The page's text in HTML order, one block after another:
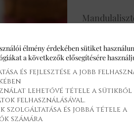
a méztől
A mai nap
Amennyiben
aznap, vagy
telefonszámon
A vevő adatok
írd be a pontos
termék
élmény érdekében sütiket
a következők elősegítésére
és fejlesztése a jobb
lehetővé tétele a sütikből
felhasználásával.
szolgáltatása és jobbá tétele a
számára